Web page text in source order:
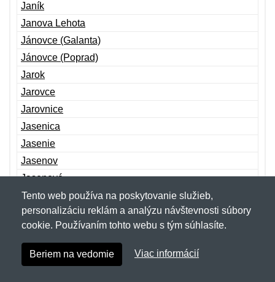
Janík
Janova Lehota
Jánovce (Galanta)
Jánovce (Poprad)
Jarok
Jarovce
Jarovnice
Jasenica
Jasenie
Jasenov
Jasenová
Jaslovské Bohunice
Jasov
Jasová
Jastrabá
Jastrabie nad Topľou
Tento web používa na poskytovanie služieb,
personalizáciu reklám a analýzu návštevnosti súbory
cookie. Používaním tohto webu s tým súhlasíte.
Beriem na vedomie Viac informácií